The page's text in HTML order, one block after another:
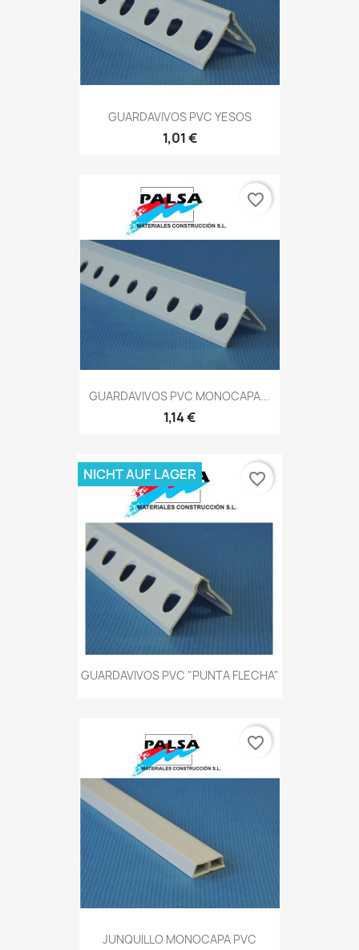
GUARDAVIVOS PVC YESOS
1,01 €
GUARDAVIVOS PVC MONOCAPA...
1,14 €
favorite_border
GUARDAVIVOS PVC "PUNTA FLECHA"
NICHT AUF LAGER favorite_border
JUNQUILLO MONOCAPA PVC
favorite_border